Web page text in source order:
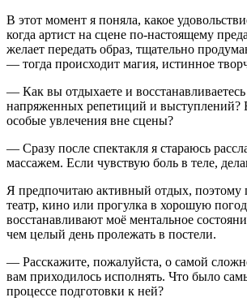
В этот момент я поняла, какое
когда артист на сцене по-настоящему
желает передать образ, тщательно
— тогда происходит магия, истинное
— Как вы отдыхаете и
напряженных репетиций и выступлений?
особые увлечения вне сцены?
— Сразу после спектакля я стараюсь
массажем. Если чувствую боль в теле,
Я предпочитаю активный отдых, поэтому
театр, кино или прогулка в хорошую
восстанавливают моё ментальное
чем целый день пролежать в постели.
— Расскажите, пожалуйста, о самой
вам приходилось исполнять. Что было
процессе подготовки к ней?